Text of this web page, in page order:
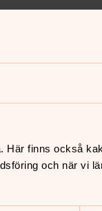
Här finns också
och när vi